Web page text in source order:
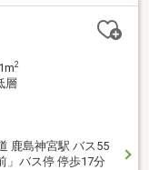
2
層
鹿島神宮駅 バス55
」バス停 停歩17分